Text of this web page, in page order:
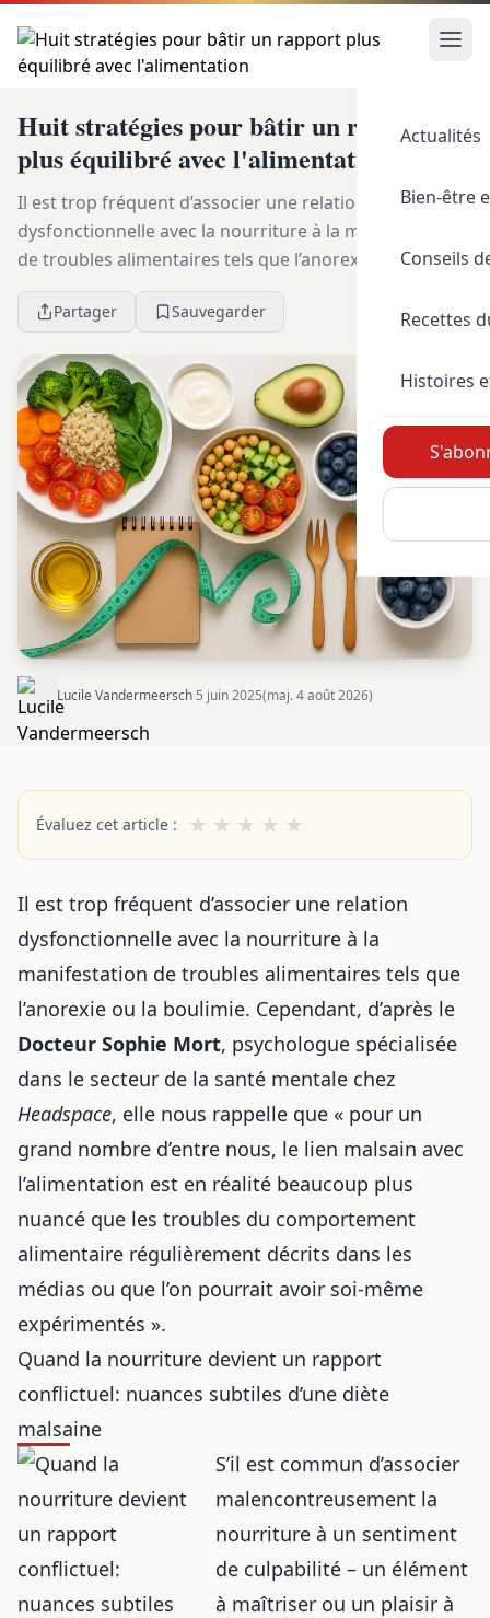
Actualités
Bien-être
Conseils
Recettes
Histoires
Huit stratégies pour bâtir un rapport
plus équilibré avec l'alimentation
Il est trop fréquent d’associer une relation
dysfonctionnelle avec la nourriture à la manifestation
de troubles alimentaires tels que l’anorexie ou la
boulimie. Cependant, d’après le Docteur Sophie Mo...
Partager Sauvegarder
Lucile Vandermeersch·5 juin 2025(maj. 4 août 2026)
Évaluez cet article : ★ ★ ★ ★ ★
Il est trop fréquent d’associer une relation
dysfonctionnelle avec la nourriture à la
manifestation de troubles alimentaires tels que
l’anorexie ou la boulimie. Cependant, d’après le
Docteur Sophie Mort, psychologue spécialisée
dans le secteur de la santé mentale chez
Headspace, elle nous rappelle que « pour un
grand nombre d’entre nous, le lien malsain avec
l’alimentation est en réalité beaucoup plus
nuancé que les troubles du comportement
alimentaire régulièrement décrits dans les
médias ou que l’on pourrait avoir soi-même
expérimentés ».
Quand la nourriture devient un rapport
conflictuel: nuances subtiles d’une diète
malsaine
S’il est commun d’associer
malencontreusement la
nourriture à un sentiment
de culpabilité – un élément
à maîtriser ou un plaisir à